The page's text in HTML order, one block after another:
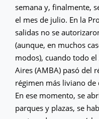
semana y, finalmente,
el mes de julio. En la
salidas no se
(aunque, en muchos
modos), cuando todo
Aires (AMBA) pasó del
régimen más liviano de
En ese momento, se
parques y plazas, se